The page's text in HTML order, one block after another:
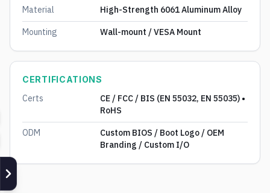
Material
High-Strength 6061 Aluminum Alloy
Mounting
Wall-mount / VESA Mount
CERTIFICATIONS
Certs
CE / FCC / BIS (EN 55032, EN 55035) •
RoHS
ODM
Custom BIOS / Boot Logo / OEM
Branding / Custom I/O